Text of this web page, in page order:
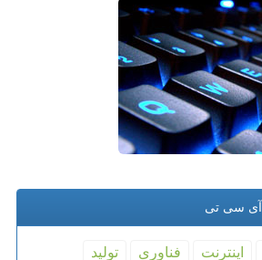
آی سی تی
اینترنت فناوری
تولید